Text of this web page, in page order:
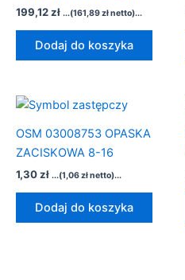
199,12zł ...(161,89złnetto)...
Dodaj do koszyka
OSM 03008753 OPASKA
ZACISKOWA 8-16
1,30zł ...(1,06złnetto)...
Dodaj do koszyka